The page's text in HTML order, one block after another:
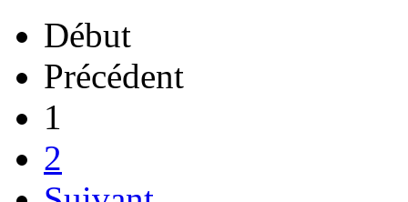
Début
Précédent
1
2